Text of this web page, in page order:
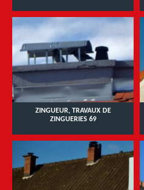
ZINGUEUR, TRAVAUX DE
ZINGUERIES 69